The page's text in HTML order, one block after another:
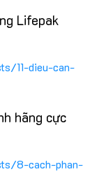
Lifepak
11-dieu-can-
hãng cực
8-cach-phan-